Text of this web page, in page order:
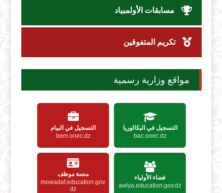
مسابقات الأولمبياد
تكريم المتفوقين
مواقع وزارية رسمية
التسجيل في البكالوريا
bac.onec.dz
التسجيل في البيام
bem.onec.dz
فضاء الأولياء
awlya.education.gov.dz
منصة موظف
mowadaf.education.gov.
dz